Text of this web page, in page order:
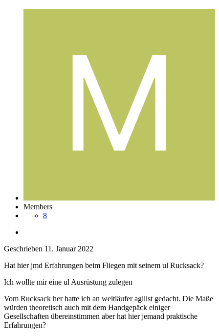
Members
8
Geschrieben 11. Januar 2022
Hat hier jmd Erfahrungen beim Fliegen mit seinem ul Rucksack?
Ich wollte mir eine ul Ausrüstung zulegen
Vom Rucksack her hatte ich an weitläufer agilist gedacht. Die Maße
würden theoretisch auch mit dem Handgepäck einiger
Gesellschaften übereinstimmen aber hat hier jemand praktische
Erfahrungen?